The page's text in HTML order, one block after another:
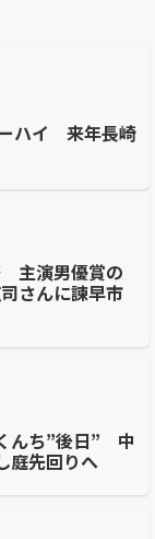
ハイ 来年長崎
主演男優賞の
さんに諫早市
んち”後日” 中
庭先回りへ